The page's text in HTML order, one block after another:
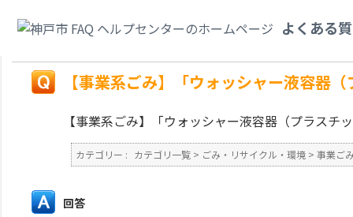
よくある
すか？
【事業系ごみ】「ウォッシャー液容器
【事業系ごみ】「ウォッシャー液容器（プラスチ
カテゴリー : カテゴリ一覧 > ごみ・リサイクル・環境 > 事業ご
回答